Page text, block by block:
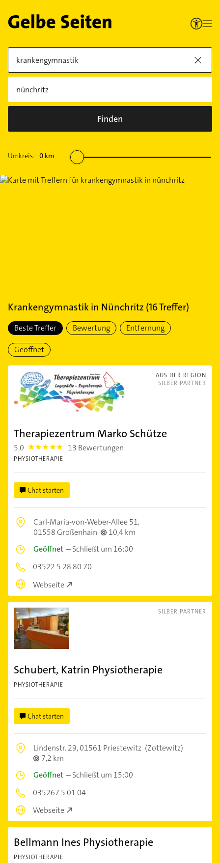
Finden
Umkreis: 0 km
Krankengymnastikin Nünchritz (16Treffer)
Beste Treffer Bewertung Entfernung
Geöffnet
AUS DER REGION
SILBER PARTNER
Therapiezentrum Marko Schütze
5,0 5.0 13 Bewertungen
PHYSIOTHERAPIE
Chat starten
Carl-Maria-von-Weber-Allee 51,
01558 Großenhain
10,4 km
Geöffnet –Schließt um 16:00
03522 5 28 80 70
Webseite
SILBER PARTNER
Schubert, Katrin Physiotherapie
PHYSIOTHERAPIE
Chat starten
Lindenstr. 29,01561 Priestewitz (Zottewitz)
7,2 km
Geöffnet –Schließt um 15:00
035267 5 01 04
Webseite
Bellmann Ines Physiotherapie
PHYSIOTHERAPIE